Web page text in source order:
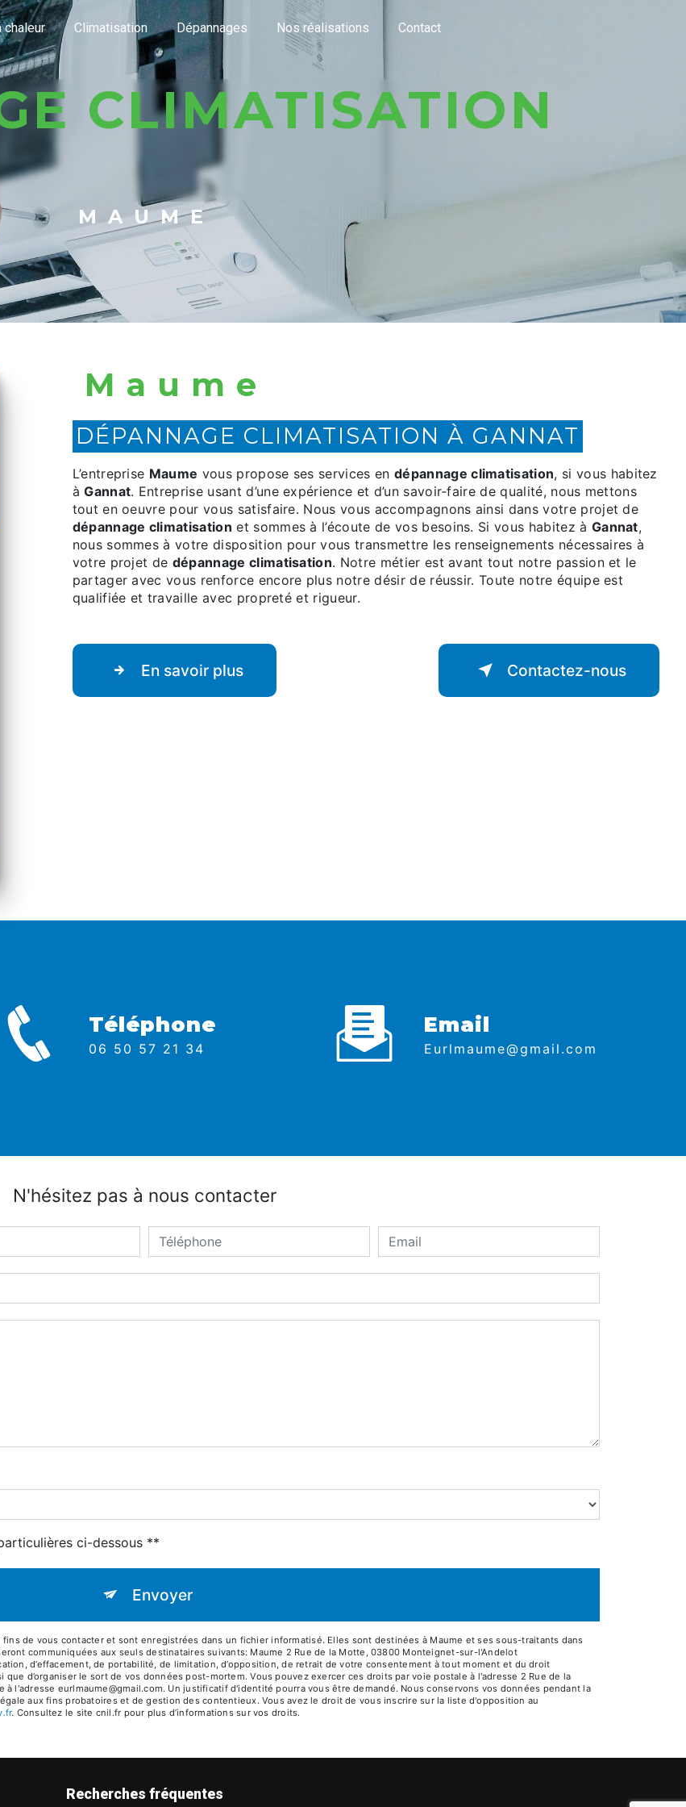
chaleur Climatisation Dépannages Nos réalisations Contact
MAUME
Maume
DÉPANNAGE CLIMATISATION À GANNAT
L’entreprise Maume vous propose ses services en dépannage climatisation, si vous habitez
àGannat. Entreprise usant d’une expérience et d’un savoir-faire de qualité, nous mettons
tout en oeuvre pour vous satisfaire. Nous vous accompagnons ainsi dans votre projet de
dépannage climatisation et sommes à l’écoute de vos besoins. Si vous habitez à Gannat,
nous sommes à votre disposition pour vous transmettre les renseignements nécessaires à
votre projet de dépannage climatisation. Notre métier est avant tout notre passion et le
partager avec vous renforce encore plus notre désir de réussir. Toute notre équipe est
qualifiée et travaille avec propreté et rigueur.
En savoir plus Contactez-nous
Téléphone
06 50 57 21 34
Email
eurlmaume@gmail.com
N'hésitez pas à nous contacter
ci-dessous **
Envoyer
de vous contacter et sont enregistrées dans un fichier informatisé. Elles sont destinées à Maume et ses sous-traitants dans
communiquées aux seuls destinataires suivants: Maume 2 Rue de la Motte, 03800 Monteignet-sur-l'Andelot
d’effacement, de portabilité, de limitation, d’opposition, de retrait de votre consentement à tout moment et du droit
d’organiser le sort de vos données post-mortem. Vous pouvez exercer ces droits par voie postale à l'adresse 2 Rue de la
l'adresse eurlmaume@gmail.com. Un justificatif d'identité pourra vous être demandé. Nous conservons vos données pendant la
aux fins probatoires et de gestion des contentieux. Vous avez le droit de vous inscrire sur la liste d'opposition au
. Consultez le site cnil.fr pour plus d’informations sur vos droits.
Recherches fréquentes